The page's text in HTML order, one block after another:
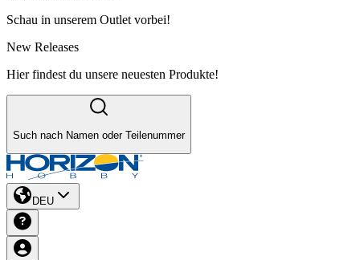
Schau in unserem Outlet vorbei!
New Releases
Hier findest du unsere neuesten Produkte!
Such nach Namen oder Teilenummer
DEU